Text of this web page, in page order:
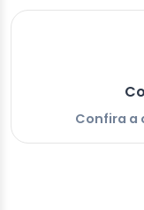
Confira a